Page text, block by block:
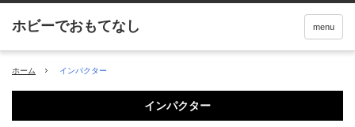
menu
ホーム インパクター
インパクター